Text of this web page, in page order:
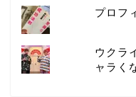
プロフ
ウクラ
ャラく